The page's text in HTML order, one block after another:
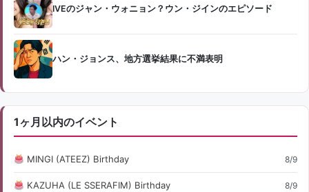
IVEのジャン・ウォニョン？ウン・ジインのエピソード
ハン・ジョンス、地方選挙結果に不満表明
1ヶ月以内のイベント
MINGI (ATEEZ) Birthday 8/9
KAZUHA (LE SSERAFIM) Birthday 8/9